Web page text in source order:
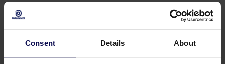
Consent Details About
Aansluiting 1 (in)
1/2" binnendraad BSP
Gewicht